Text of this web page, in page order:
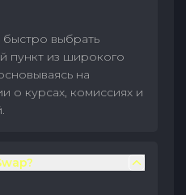
выбрать
пункт из широкого
на
о курсах, комиссиях и